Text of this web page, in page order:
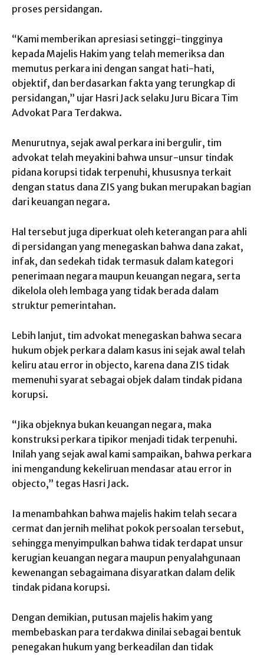
proses persidangan.
“Kami memberikan apresiasi setinggi-tingginya
kepada Majelis Hakim yang telah memeriksa dan
memutus perkara ini dengan sangat hati-hati,
objektif, dan berdasarkan fakta yang terungkap di
persidangan,” ujar Hasri Jack selaku Juru Bicara Tim
Advokat Para Terdakwa.
Menurutnya, sejak awal perkara ini bergulir, tim
advokat telah meyakini bahwa unsur-unsur tindak
pidana korupsi tidak terpenuhi, khususnya terkait
dengan status dana ZIS yang bukan merupakan bagian
dari keuangan negara.
Hal tersebut juga diperkuat oleh keterangan para ahli
di persidangan yang menegaskan bahwa dana zakat,
infak, dan sedekah tidak termasuk dalam kategori
penerimaan negara maupun keuangan negara, serta
dikelola oleh lembaga yang tidak berada dalam
struktur pemerintahan.
Lebih lanjut, tim advokat menegaskan bahwa secara
hukum objek perkara dalam kasus ini sejak awal telah
keliru atau error in objecto, karena dana ZIS tidak
memenuhi syarat sebagai objek dalam tindak pidana
korupsi.
“Jika objeknya bukan keuangan negara, maka
konstruksi perkara tipikor menjadi tidak terpenuhi.
Inilah yang sejak awal kami sampaikan, bahwa perkara
ini mengandung kekeliruan mendasar atau error in
objecto,” tegas Hasri Jack.
Ia menambahkan bahwa majelis hakim telah secara
cermat dan jernih melihat pokok persoalan tersebut,
sehingga menyimpulkan bahwa tidak terdapat unsur
kerugian keuangan negara maupun penyalahgunaan
kewenangan sebagaimana disyaratkan dalam delik
tindak pidana korupsi.
Dengan demikian, putusan majelis hakim yang
membebaskan para terdakwa dinilai sebagai bentuk
penegakan hukum yang berkeadilan dan tidak